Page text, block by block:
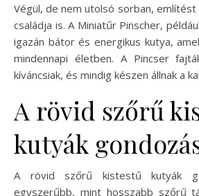
Végül, de nem utolsó sorban,
családja is. A Miniatűr Pinscher,
igazán bátor és energikus kutya,
mindennapi életben. A Pincser
kíváncsiak, és mindig készen állnak a
A rövid szőrű
kutyák
A rövid szőrű kistestű kutyák
egyszerűbb, mint hosszabb szőrű